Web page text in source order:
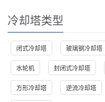
冷却塔类型
闭式冷却塔 玻璃钢冷却塔
水轮机 封闭式冷却塔
方形冷却塔 逆流冷却塔